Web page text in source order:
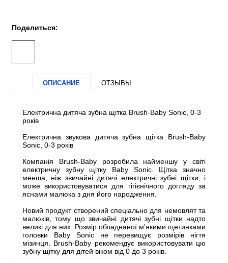
Поделиться:
ОПИСАНИЕ ОТЗЫВЫ
Електрична дитяча зубна щітка Brush-Baby Sonic, 0-3
років
Електрична звукова дитяча зубна щітка Brush-Baby
Sonic, 0-3 років
Компанія Brush-Baby розробила найменшу у світі
електричну зубну щітку Baby Sonic. Щітка значно
менша, ніж звичайні дитячі електричні зубні щітки, і
може використовуватися для гігієнічного догляду за
яснами малюка з дня його народження.
Новий продукт створений спеціально для немовлят та
малюків, тому що звичайні дитячі зубні щітки надто
великі для них. Розмір обладнаної м'якими щетинками
головки Baby Sonic не перевищує розмірів нігтя
мізинця. Brush-Baby рекомендує використовувати цю
зубну щітку для дітей віком від 0 до 3 років.